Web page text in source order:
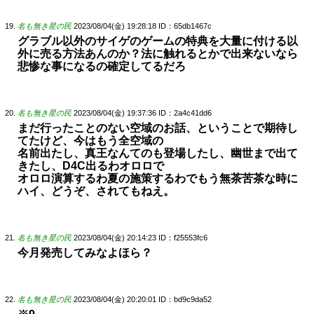
名も無き星の民 2023/08/04(金) 19:28:18 ID：65db1467c
グラブル以外のサイゲのゲームの特典を大量に付ける以
外に売る方法あんのか？法に触れるとかで出来ないなら
悲惨な事になるの確定してるだろ
名も無き星の民 2023/08/04(金) 19:37:36 ID：2a4c41dd6
まだ行ったことのない空域のお話、ということで期待し
てたけど、今はもう全空域の
名前出たし、真王なんてのも登場したし、幽世まで出て
きたし、D4C出るわオロロで
オロロ演算するわ夏の施策するわでもう無茶苦茶な時に
ハイ、どうぞ、されてもねえ。
名も無き星の民 2023/08/04(金) 20:14:23 ID：f25553fc6
今月発売してみなよほら？
名も無き星の民 2023/08/04(金) 20:20:01 ID：bd9c9da52